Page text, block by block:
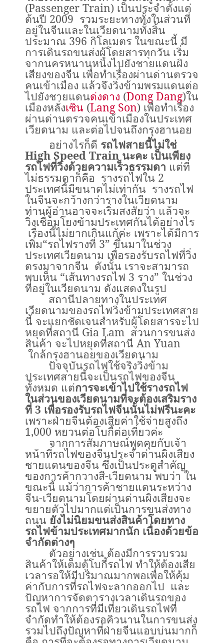
(Passenger Train) เป็นประจำตั้งแต่
ต้นปี 2009 รวมระยะทางทั้งในส่วนที่
อยู่ในจีนและในเวียดนามทั้งสิ้น
ประมาณ 396 กิโลเมตร ในขณะนี้ มี
การเดินรถขนส่งผู้โดยสารทุกวัน เริ่ม
จากนครหนานหนิงไปยังชายแดนผิง
เสียงของจีน เพื่อทำเรื่องผ่านด่านตรวจ
คนเข้าเมือง แล้วจึงวิ่งข้ามพรมแดนต่อ
ไปยังชายแดนด่งดาง (Dong Dang)ใน
เมืองหลั่งเซิน (Lang Son) เพื่อทำเรื่อง
ผ่านด่านตรวจคนเข้าเมืองในประเทศ
เวียดนาม และต่อไปจนถึงกรุงฮานอย
อย่างไรก็ดี รถไฟสายนี้ไม่ใช่
High Speed Train นะคะ เป็นเพียง
รถไฟที่วิ่งด้วยความเร็วธรรมดา แต่ที่
ไม่ธรรมดาก็คือ รางรถไฟใน 2
ประเทศนี้มีขนาดไม่เท่ากัน รางรถไฟ
ในจีนจะกว้างกว่ารางในเวียดนาม
ท่านผู้อ่านอาจจะเริ่มสงสัยว่า แล้วจะ
วิ่งเชื่อมโยงข้ามประเทศกันได้อย่างไร
เรื่องนี้ไม่ยากเกินแก้ค่ะ เพราะได้มีการ
เพิ่ม“รถไฟรางที่ 3” ขึ้นมาในช่วง
ประเทศเวียดนาม เพื่อรองรับรถไฟที่วิ่ง
ตรงมาจากจีน ดังนั้น เราจะสามารถ
พบเห็น “เส้นทางรถไฟ 3 ราง” ในช่วง
ที่อยู่ในเวียดนาม ดังแสดงในรูป
สถานีปลายทางในประเทศ
เวียดนามของรถไฟวิ่งข้ามประเทศสาย
นี้ จะแยกชัดเจนสำหรับผู้โดยสารจะไป
หยุดที่สถานี Gia Lam ส่วนการขนส่ง
สินค้า จะไปหยุดที่สถานี An Yuan
ใกล้กรุงฮานอยของเวียดนาม
ปัจจุบันรถไฟใช้จริงวิ่งข้าม
ประเทศสายนี้จะเป็นรถไฟของจีน
ทั้งหมด แต่การจะเข้าไปใช้รางรถไฟ
ในส่วนของเวียดนามที่จะต้องเสริมราง
ที่ 3 เพื่อรองรับรถไฟจีนนั้นไม่ฟรีนะคะ
เพราะฝ่ายจีนต้องเสียค่าใช้จ่ายสูงถึง
1,000 หยวนต่อโบกี้ต่อเที่ยวค่ะ
จากการสัมภาษณ์พูดคุยกับเจ้า
หน้าที่รถไฟของจีนประจำด่านผิงเสียง
ชายแดนของจีน ซึ่งเป็นประตูสำคัญ
ของการค้ากวางสี-เวียดนาม พบว่า ใน
ขณะนี้ แม้ว่าการค้าชายแดนระหว่าง
จีน-เวียดนามโดยผ่านด่านผิงเสียงจะ
ขยายตัวไปมากแต่เป็นการขนส่งทาง
ถนน ยังไม่นิยมขนส่งสินค้าโดยทาง
รถไฟข้ามประเทศมากนัก เนื่องด้วยข้อ
จำกัดต่างๆ
ตัวอย่างเช่น ต้องมีการรวบรวม
สินค้าให้เต็มตู้โบกี้รถไฟ ทำให้ต้องเสีย
เวลารอให้มีปริมาณมากพอเพื่อให้คุ้ม
ค่ากับการที่รถไฟจะลากออกไป และ
ปัญหาการจัดตารางเวลาเดินรถของ
รถไฟ จากการที่มีเที่ยวเดินรถไฟที่
จำกัดทำให้ต้องรอคิวนานในการขนส่ง
รวมไปถึงปัญหาที่ฝ่ายจีนแอบบ่นมากก็